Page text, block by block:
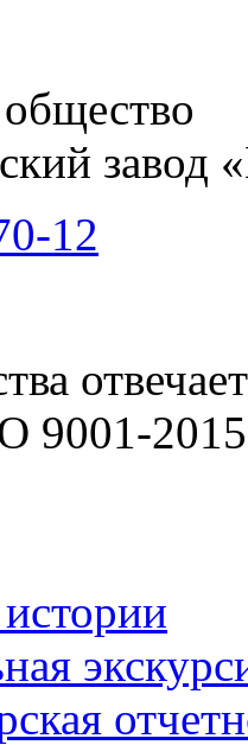
завод
12
отвечает
9001-2015